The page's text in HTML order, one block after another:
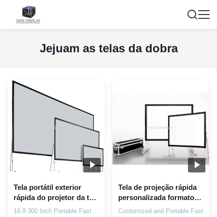
Jejuam as telas da dobra
Tela portátil exterior
rápida do projetor da tela
de projeção da dobra de
16:9 300 Inch Portable Fast
Tela de projeção rápida
personalizada formato
da dobra uma garantia
Customized and Portable Fast